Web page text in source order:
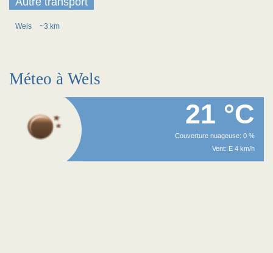
Wels ~3 km
Méteo à Wels
21 °C
Couverture nuageuse: 0 %
Vent: E 4 km/h